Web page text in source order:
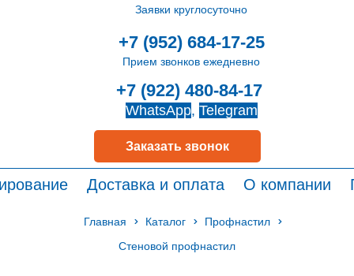
Заявки круглосуточно
+7 (952) 684-17-25
Прием звонков ежедневно
+7 (922) 480-84-17
WhatsApp, Telegram
Заказать звонок
Доставка и оплата О компании
Главная Каталог
Профнастил
Стеновой профнастил